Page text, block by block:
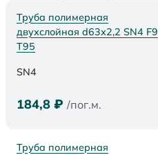
Труба полимерная
двухслойная d63х2,2 SN4 F9
Т95
SN4
184,8 ₽ /пог.м.
Труба полимерная